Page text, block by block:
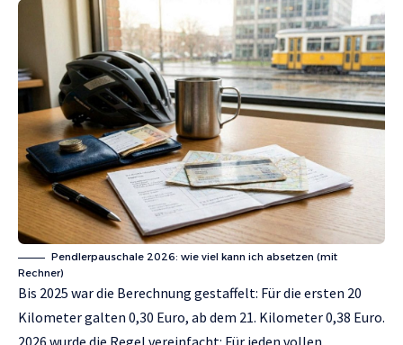
Pendlerpauschale 2026: wie viel kann ich absetzen (mit
Rechner)
Bis 2025 war die Berechnung gestaffelt: Für die ersten 20
Kilometer galten 0,30 Euro, ab dem 21. Kilometer 0,38 Euro.